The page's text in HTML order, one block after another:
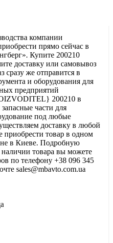
компании
прямо сейчас в
Купите 200210
доставку или самовывоз
сразу же отправится в
и оборудования для
предприятий
200210 в
части для
под любые
доставку в любой
товар в одном
в Киеве. Подробную
товара вы можете
по телефону +38 096 345
sales@mbavto.com.ua